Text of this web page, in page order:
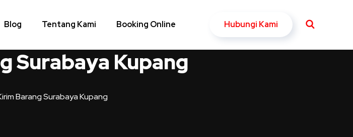
Blog Tentang Kami Booking Online Hubungi Kami
Surabaya Kupang
Barang Surabaya Kupang